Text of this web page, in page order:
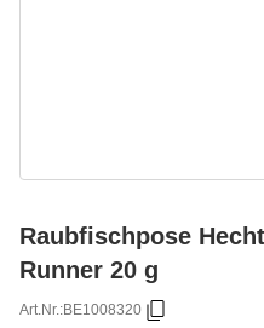
Raubfischpose
Runner 20 g
Art.Nr.:BE1008320